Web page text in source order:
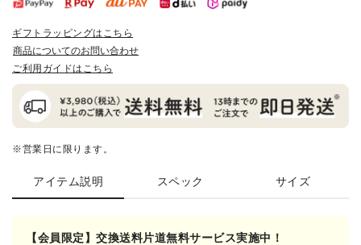
ギフトラッピングはこちら
商品についてのお問い合わせ
ご利用ガイドはこちら
※営業日に限ります。
アイテム説明 スペック サイズ
【会員限定】交換送料片道無料サービス実施中！